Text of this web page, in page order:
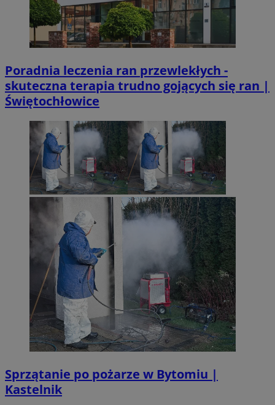
Poradnia leczenia ran przewlekłych -
skuteczna terapia trudno gojących się ran |
Świętochłowice
Sprzątanie po pożarze w Bytomiu |
Kastelnik